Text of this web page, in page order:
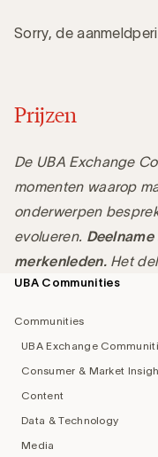
Sorry, de
Prijzen
De UBA Exchange
momenten waarop
onderwerpen
evolueren.
merkenleden.Het
Footer
UBA Communities
Communities
UBA Exchange
Consumer & Market
Content
Data & Technology
Media